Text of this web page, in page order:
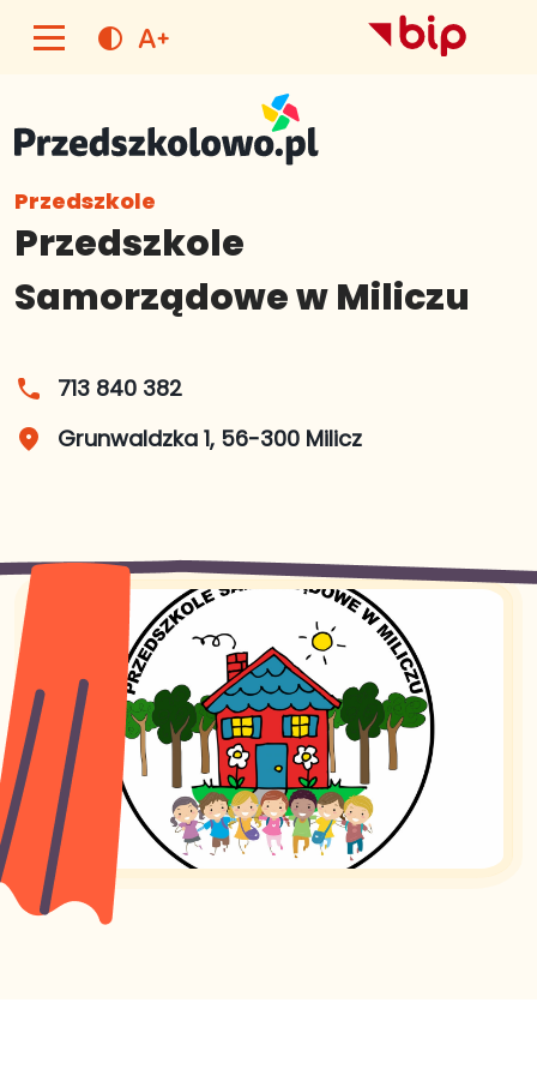
contrast text_increase
Przedszkole
Przedszkole
Samorządowe w Miliczu
phone 713 840 382
place Grunwaldzka 1, 56-300 Milicz